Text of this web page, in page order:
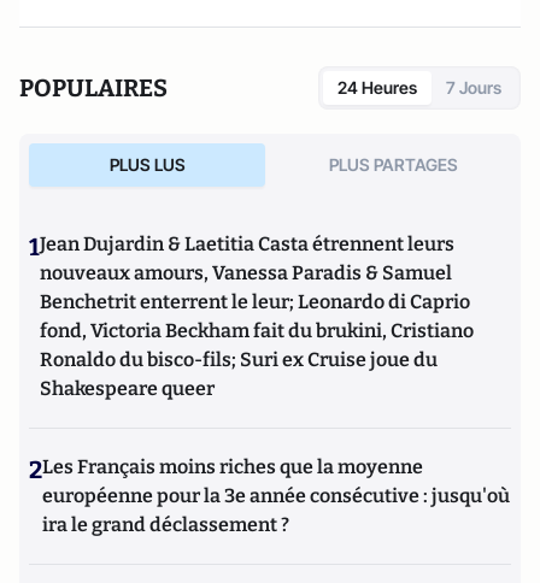
POPULAIRES 24 Heures 7 Jours
PLUS LUS PLUS PARTAGES
1Jean Dujardin & Laetitia Casta étrennent leurs
nouveaux amours, Vanessa Paradis & Samuel
Benchetrit enterrent le leur; Leonardo di Caprio
fond, Victoria Beckham fait du brukini, Cristiano
Ronaldo du bisco-fils; Suri ex Cruise joue du
Shakespeare queer
2Les Français moins riches que la moyenne
européenne pour la 3e année consécutive : jusqu'où
ira le grand déclassement ?